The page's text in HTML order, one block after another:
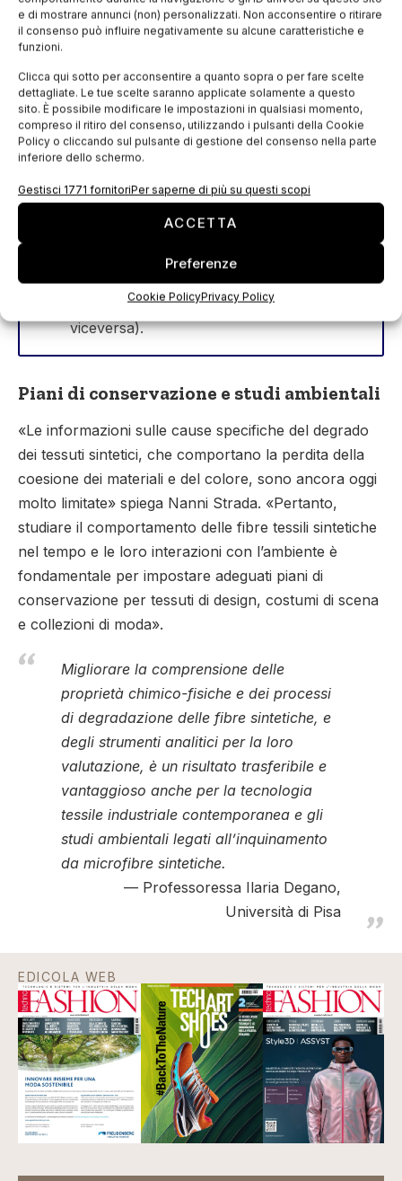
e di mostrare annunci (non) personalizzati. Non acconsentire o ritirare
il consenso può influire negativamente su alcune caratteristiche e
funzioni.
Clicca qui sotto per acconsentire a quanto sopra o per fare scelte
dettagliate. Le tue scelte saranno applicate solamente a questo
sito. È possibile modificare le impostazioni in qualsiasi momento,
compreso il ritiro del consenso, utilizzando i pulsanti della Cookie
Policy o cliccando sul pulsante di gestione del consenso nella parte
inferiore dello schermo.
Gestisci 1771 fornitoriPer saperne di più su questi scopi
ACCETTA
Preferenze
Cookie PolicyPrivacy Policy
l’ingiallimento è correlato all’idrolisi della
frazione poliuretanica applicata sopra al
impermeabilizzare l’indumento.
Nel caso de “ La Pelle” – capo rovinato
durante un’estate particolarmente calda
mentre era esposto in mostra – la perdita di
elasticità va attribuita alla foto-ossidazione
della catena poliammidica e all’influenza
delle molecole del colorante sulla
temperatura di transizione vetrosa (la
temperatura alla quale un polimero amorfo
passa da uno stato rigido a uno morbido, o
viceversa).
Piani di conservazione e studi ambientali
«Le informazioni sulle cause specifiche del degrado
dei tessuti sintetici, che comportano la perdita della
coesione dei materiali e del colore, sono ancora oggi
molto limitate» spiega Nanni Strada. «Pertanto,
studiare il comportamento delle fibre tessili sintetiche
nel tempo e le loro interazioni con l’ambiente è
fondamentale per impostare adeguati piani di
conservazione per tessuti di design, costumi di scena
e collezioni di moda».
Migliorare la comprensione delle
proprietà chimico-fisiche e dei processi
di degradazione delle fibre sintetiche, e
degli strumenti analitici per la loro
valutazione, è un risultato trasferibile e
vantaggioso anche per la tecnologia
tessile industriale contemporanea e gli
studi ambientali legati all’inquinamento
da microfibre sintetiche.
Professoressa Ilaria Degano,
Università di Pisa
EDICOLA WEB